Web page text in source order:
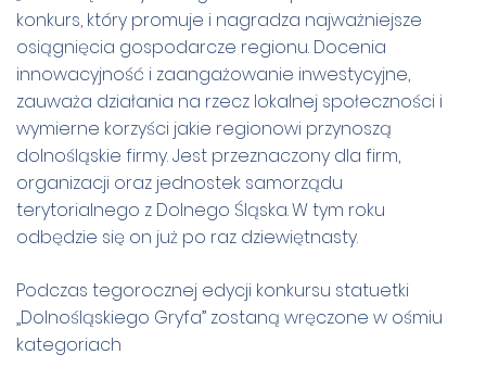
konkurs, który promuje i nagradza najważniejsze
osiągnięcia gospodarcze regionu. Docenia
innowacyjność i zaangażowanie inwestycyjne,
zauważa działania na rzecz lokalnej społeczności i
wymierne korzyści jakie regionowi przynoszą
dolnośląskie firmy. Jest przeznaczony dla firm,
organizacji oraz jednostek samorządu
terytorialnego z Dolnego Śląska.W tym roku
odbędzie się on już po raz dziewiętnasty.
Podczas tegorocznej edycji konkursu statuetki
„Dolnośląskiego Gryfa” zostaną wręczone w ośmiu
kategoriach